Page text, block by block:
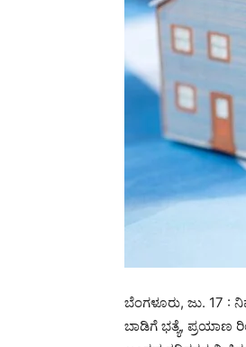
ಬೆಂಗಳೂರು, ಜು. 17 :
ಬಾಡಿಗೆ ಭತ್ಯೆ, ಪ್ರಯಾಣ